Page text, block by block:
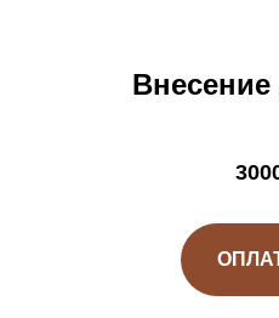
Внесение